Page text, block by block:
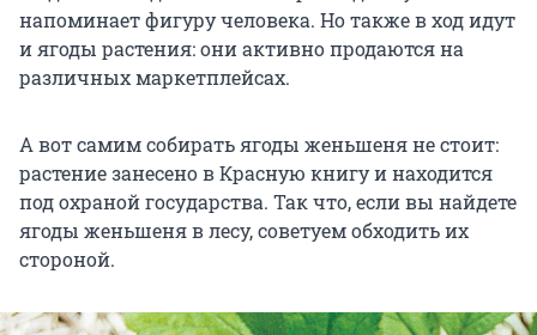
напоминает фигуру человека. Но также в ход идут
и ягоды растения: они активно продаются на
различных маркетплейсах.
А вот самим собирать ягоды женьшеня не стоит:
растение занесено в Красную книгу и находится
под охраной государства. Так что, если вы найдете
ягоды женьшеня в лесу, советуем обходить их
стороной.